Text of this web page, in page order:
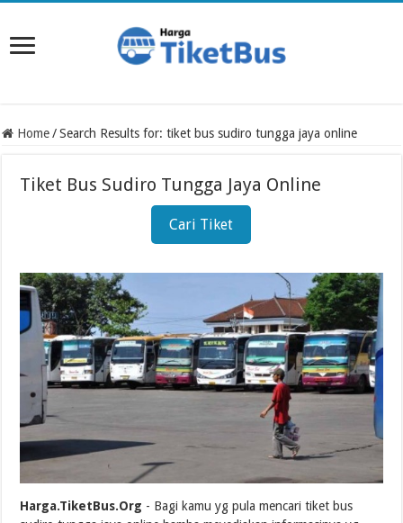
Home / Search Results for: tiket bus sudiro tungga jaya online
Tiket Bus Sudiro Tungga Jaya Online
Cari Tiket
Harga.TiketBus.Org - Bagi kamu yg pula mencari tiket bus